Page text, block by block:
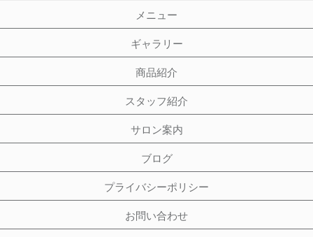
メニュー
ギャラリー
商品紹介
スタッフ紹介
サロン案内
ブログ
プライバシーポリシー
お問い合わせ